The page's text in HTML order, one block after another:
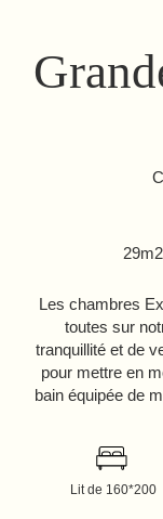
Les chambres
toutes sur
tranquillité et de
pour mettre en
bain équipée de
Lit de 160*200